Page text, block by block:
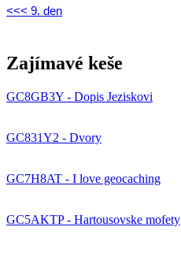
<<< 9. den
Zajímavé keše
GC8GB3Y - Dopis Jeziskovi
GC831Y2 - Dvory
GC7H8AT - I love geocaching
GC5AKTP - Hartousovske mofety